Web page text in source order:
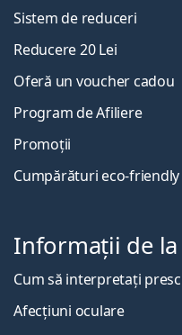
Sistem de reduceri
Reducere 20 Lei
Oferă un voucher cadou
Program de Afiliere
Promoții
Cumpărături eco-friendly
Informații de
Cum să interpretați
Afecțiuni oculare